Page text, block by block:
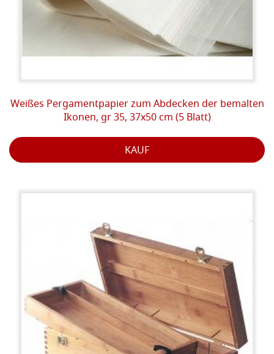
Weißes Pergamentpapier zum Abdecken der bemalten
Ikonen, gr 35, 37x50 cm (5 Blatt)
KAUF